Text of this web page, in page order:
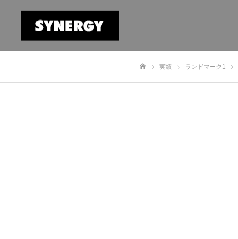
実績 ランドマーク1